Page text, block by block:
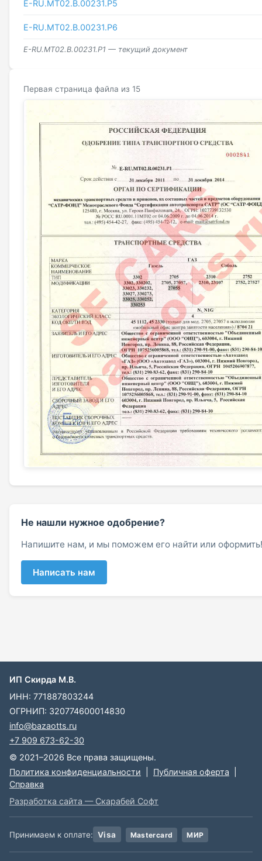
E-RU.МТ02.B.00231.Р5
E-RU.МТ02.B.00231.Р6
E-RU.MT02.B.00231.P1 — текущий документ
Первая страница файла из 15
Не нашли нужное одобрение?
Напишите нам, и мы поможем его найти или оформить!
Написать нам
ИП Скирда М.В.
ИНН: 771887803244
ОГРНИП: 320774600014830
info@bazaotts.ru
+7 909 673-62-30
© 2021–2026 Все права защищены.
Политика конфиденциальности
Публичная оферта
Справка
Разработка сайта — Скарабей Софт
Принимаем к оплате: Visa Mastercard МИР